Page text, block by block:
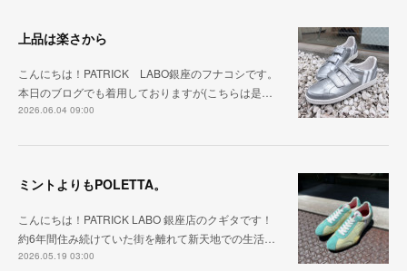
上品は楽さから
こんにちは！PATRICK LABO銀座のフナコシです。
本日のブログでも着用しておりますが(こちらは是…
2026.06.04 09:00
ミントよりもPOLETTA。
こんにちは！PATRICK LABO 銀座店のクギタです！
約6年間住み続けていた街を離れて新天地での生活…
2026.05.19 03:00